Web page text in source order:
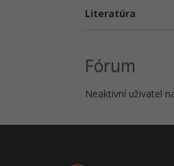
Literatúra
Fórum
Neaktivní uživatel